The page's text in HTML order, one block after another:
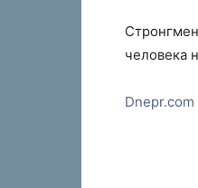
человека
Dnepr.com